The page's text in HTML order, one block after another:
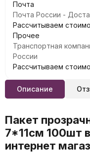
Почта
Почта России -
Рассчитываем
Прочее
Транспортная
России
Рассчитываем
Описание
Пакет
7*11см 100шт
интернет